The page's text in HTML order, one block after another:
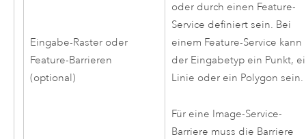
Eingabe-Raster oder
Feature-Barrieren
(optional)
oder durch einen Feature-
Service definiert sein. Bei
einem Feature-Service kann
der Eingabetyp ein Punkt,
Linie oder ein Polygon sein.
Für eine Image-Service-
Barriere muss die Barriere